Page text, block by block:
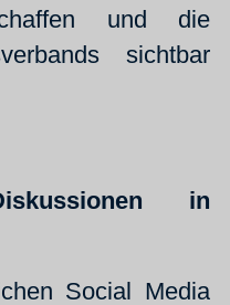
und die
sichtbar
in
Social Media